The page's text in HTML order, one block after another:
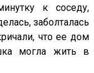
к соседу,
заболталась
что ее дом
могла жить в